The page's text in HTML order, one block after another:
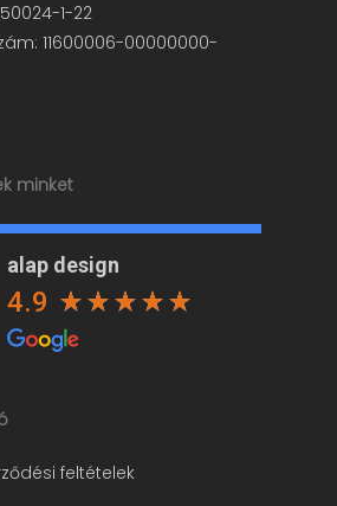
1-22
11600006-00000000-
minket
alap design
4.9
feltételek